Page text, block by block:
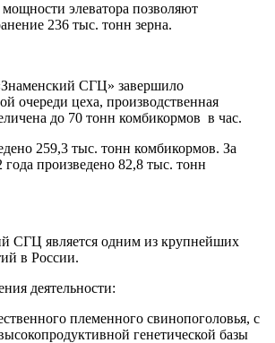
элеватора позволяют
236 тыс. тонн зерна.
СГЦ» завершило
очереди цеха, производственная
до 70 тонн комбикормов в час.
259,3 тыс. тонн комбикормов. За
года произведено 82,8 тыс. тонн
СГЦ является одним из крупнейших
в России.
деятельности:
племенного свинопоголовья, с
генетической базы